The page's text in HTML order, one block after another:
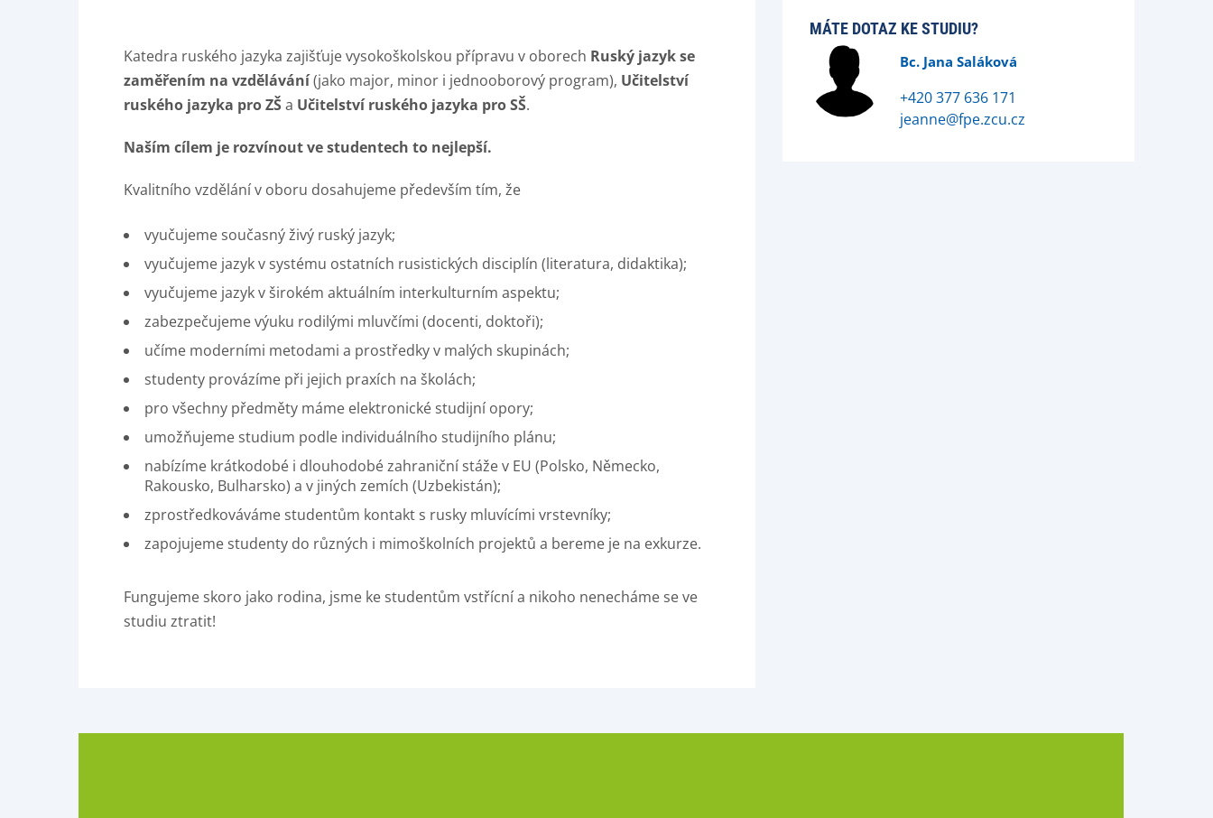
Katedra ruského jazyka zajišťuje vysokoškolskou přípravu v oborech Ruský jazyk se
zaměřením na vzdělávání(jako major, minor i jednooborový program), Učitelství
ruského jazyka pro ZŠa Učitelství ruského jazyka pro SŠ.
Naším cílem je rozvínout ve studentech to nejlepší.
Kvalitního vzdělání v oboru dosahujeme především tím, že
vyučujeme současný živý ruský jazyk;
vyučujeme jazyk v systému ostatních rusistických disciplín (literatura, didaktika);
vyučujeme jazyk v širokém aktuálním interkulturním aspektu;
zabezpečujeme výuku rodilými mluvčími (docenti, doktoři);
učíme moderními metodami a prostředky v malých skupinách;
studenty provázíme při jejich praxích na školách;
pro všechny předměty máme elektronické studijní opory;
umožňujeme studium podle individuálního studijního plánu;
nabízíme krátkodobé i dlouhodobé zahraniční stáže v EU (Polsko, Německo,
Rakousko, Bulharsko) a v jiných zemích (Uzbekistán);
zprostředkováváme studentům kontakt s rusky mluvícími vrstevníky;
zapojujeme studenty do různých i mimoškolních projektů a bereme je na exkurze.
Fungujeme skoro jako rodina, jsme ke studentům vstřícní a nikoho nenecháme se ve
studiu ztratit!
MÁTE DOTAZ KE STUDIU?
Bc. Jana Saláková
+420 377 636 171
jeanne@fpe.zcu.cz